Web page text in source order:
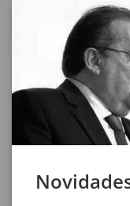
Poema Nº 2
pastel sobre papel
assinatura inf. esq.